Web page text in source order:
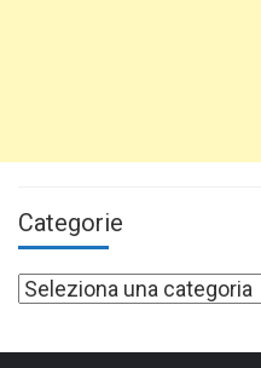
Categorie
Categorie